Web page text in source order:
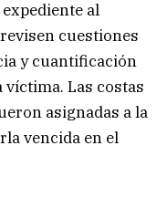
al
cuestiones
y cuantificación
víctima. Las costas
asignadas a la
vencida en el